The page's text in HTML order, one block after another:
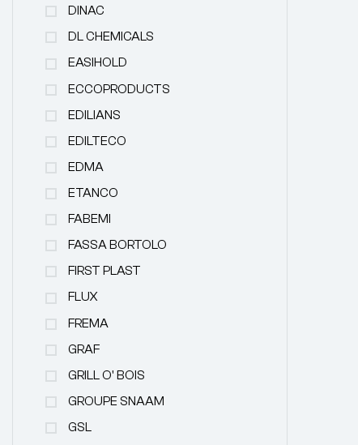
DINAC
DL CHEMICALS
EASIHOLD
ECCOPRODUCTS
EDILIANS
EDILTECO
EDMA
ETANCO
FABEMI
FASSA BORTOLO
FIRST PLAST
FLUX
FREMA
GRAF
GRILL O' BOIS
GROUPE SNAAM
GSL